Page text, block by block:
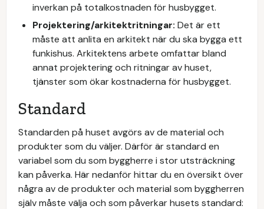
inverkan på totalkostnaden för husbygget.
Projektering/arkitektritningar: Det är ett
måste att anlita en arkitekt när du ska bygga ett
funkishus. Arkitektens arbete omfattar bland
annat projektering och ritningar av huset,
tjänster som ökar kostnaderna för husbygget.
Standard
Standarden på huset avgörs av de material och
produkter som du väljer. Därför är standard en
variabel som du som byggherre i stor utsträckning
kan påverka. Här nedanför hittar du en översikt över
några av de produkter och material som byggherren
själv måste välja och som påverkar husets standard: